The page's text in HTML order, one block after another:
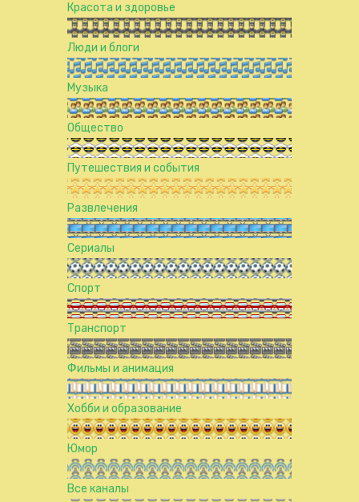
Красота и здоровье
Люди и блоги
Музыка
Общество
Путешествия и события
Развлечения
Сериалы
Спорт
Транспорт
Фильмы и анимация
Хобби и образование
Юмор
Все каналы